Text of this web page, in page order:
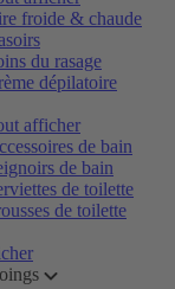
froide & chaude
du rasage
dépilatoire
afficher
de bain
de bain
de toilette
de toilette